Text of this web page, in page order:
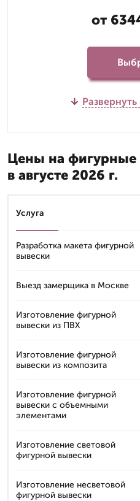
от
Цены на фигурные
в августе 2026 г.
Услуга
Разработка макета фигурной
вывески
Выезд замерщика в Москве
Изготовление фигурной
вывески из ПВХ
Изготовление фигурной
вывески из композита
Изготовление фигурной
вывески с объемными
элементами
Изготовление световой
фигурной вывески
Изготовление несветовой
фигурной вывески